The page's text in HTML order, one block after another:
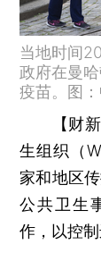
当地时间
政府在曼
疫苗。图
【财
生组织（
家和地区
公共卫生
作，以控制